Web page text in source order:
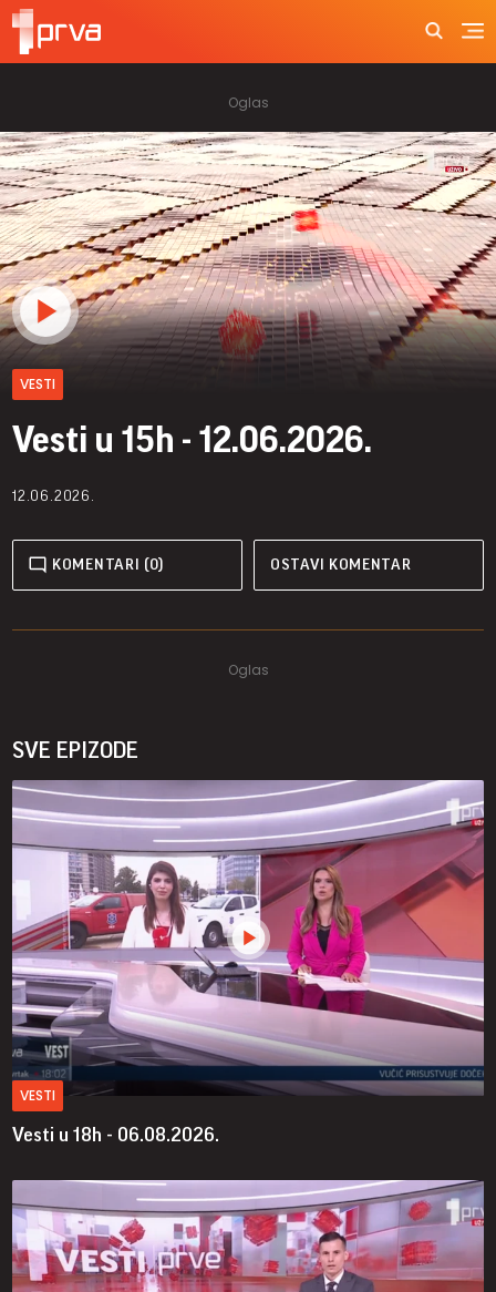
VESTI
Vesti u 15h - 12.06.2026.
12.06.2026.
KOMENTARI (0) OSTAVI KOMENTAR
SVE EPIZODE
VESTI
Vesti u 18h - 06.08.2026.